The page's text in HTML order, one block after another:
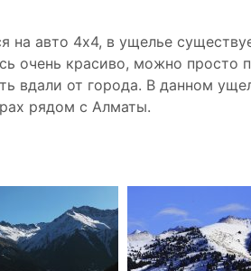
на авто 4х4, в ущелье
очень красиво, можно просто
вдали от города. В данном
рядом с Алматы.